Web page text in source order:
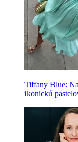
Tiffany Blue:
ikonickú